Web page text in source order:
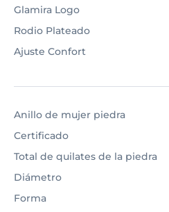
Glamira Logo
Rodio Plateado
Ajuste Confort
Anillo de mujer piedra
Certificado
Total de quilates de la piedra
Diámetro
Forma